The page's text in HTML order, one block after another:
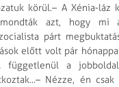
körül.– A Xénia-láz
azt, hogy mi
párt
előtt volt pár
függetlenül a
Nézze, én csak